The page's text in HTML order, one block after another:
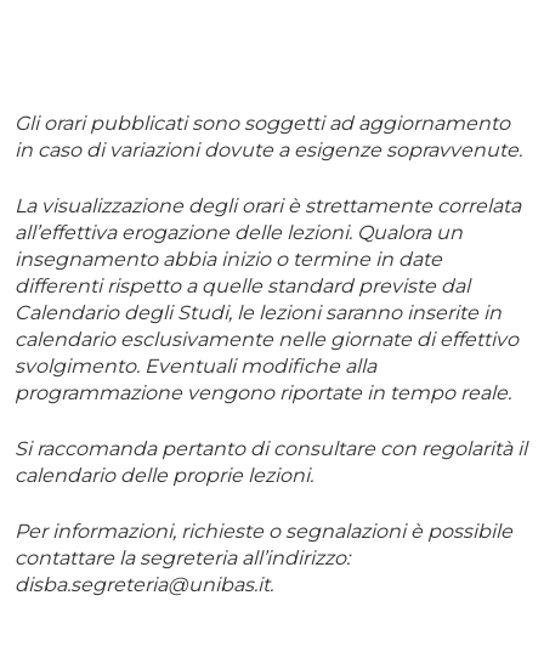
Gli orari pubblicati sono soggetti ad aggiornamento
in caso di variazioni dovute a esigenze sopravvenute.
La visualizzazione degli orari è strettamente correlata
all’effettiva erogazione delle lezioni. Qualora un
insegnamento abbia inizio o termine in date
differenti rispetto a quelle standard previste dal
Calendario degli Studi, le lezioni saranno inserite in
calendario esclusivamente nelle giornate di effettivo
svolgimento. Eventuali modifiche alla
programmazione vengono riportate in tempo reale.
Si raccomanda pertanto di consultare con regolarità il
calendario delle proprie lezioni.
Per informazioni, richieste o segnalazioni è possibile
contattare la segreteria all’indirizzo:
disba.segreteria@unibas.it.